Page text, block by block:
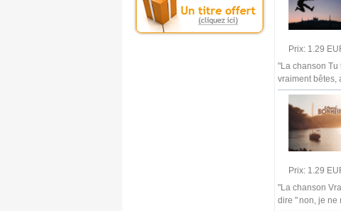
Prix: 1.29
"La chanson Tu
vraiment bêtes,
Prix: 1.29
"La chanson
dire " non, je ne